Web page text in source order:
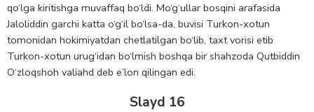
qo‘lga kiritishga muvaffaq bo‘ldi. Mo‘g‘ullar bosqini arafasida
Jaloliddin garchi katta o‘g‘il bo‘lsa-da, buvisi Turkon-xotun
tomonidan hokimiyatdan chetlatilgan bo‘lib, taxt vorisi etib
Turkon-xotun urug‘idan bo‘lmish boshqa bir shahzoda Qutbiddin
O‘zloqshoh valiahd deb e’lon qilingan edi.
Slayd 16